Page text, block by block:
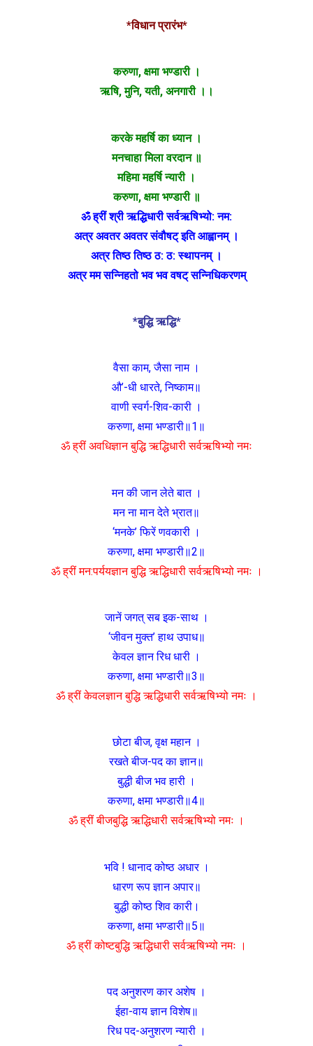
*विधान प्रारंभ*
करुणा, क्षमा भण्डारी ।
ऋषि, मुनि, यती, अनगारी ।।
करके महर्षि का ध्यान ।
मनचाहा मिला वरदान ॥
महिमा महर्षि न्यारी ।
करुणा, क्षमा भण्डारी ॥
ॐ ह्रीं श्री ऋद्धिधारी सर्वऋषिभ्यो: नम:
अत्र अवतर अवतर संवौषट् इति आह्वानम् ।
अत्र तिष्ठ तिष्ठ ठ: ठ: स्थापनम् ।
अत्र मम सन्निहतो भव भव वषट् सन्निधिकरणम्
*बुद्धि ऋद्धि*
वैसा काम, जैसा नाम ।
औ’-धी धारते, निष्काम॥
वाणी स्वर्ग-शिव-कारी ।
करुणा, क्षमा भण्डारी॥1॥
ॐ ह्रीं अवधिज्ञान बुद्धि ऋद्धिधारी सर्वऋषिभ्यो नमः
मन की जान लेते बात ।
मन ना मान देते भ्रात॥
‘मनके’ फिरें णवकारी ।
करुणा, क्षमा भण्डारी॥2॥
ॐ ह्रीं मन:पर्ययज्ञान बुद्धि ऋद्धिधारी सर्वऋषिभ्यो नमः ।
जानें जगत् सब इक-साथ ।
‘जीवन मुक्त’ हाथ उपाध॥
केवल ज्ञान रिध धारी ।
करुणा, क्षमा भण्डारी॥3॥
ॐ ह्रीं केवलज्ञान बुद्धि ऋद्धिधारी सर्वऋषिभ्यो नमः ।
छोटा बीज, वृक्ष महान ।
रखते बीज-पद का ज्ञान॥
बुद्धी बीज भव हारी ।
करुणा, क्षमा भण्डारी॥4॥
ॐ ह्रीं बीजबुद्धि ऋद्धिधारी सर्वऋषिभ्यो नमः ।
भवि ! धानाद कोष्ठ अधार ।
धारण रूप ज्ञान अपार॥
बुद्धी कोष्ठ शिव कारी।
करुणा, क्षमा भण्डारी॥5॥
ॐ ह्रीं कोष्टबुद्धि ऋद्धिधारी सर्वऋषिभ्यो नमः ।
पद अनुशरण कार अशेष ।
ईहा-वाय ज्ञान विशेष॥
रिध पद-अनुशरण न्यारी ।